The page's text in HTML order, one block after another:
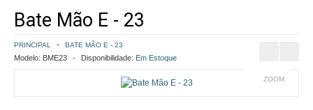
COMO COMPRAR
POLÍTICA DE FRETE GRÁTIS
Bate Mão E - 23
PRINCIPAL BATE MÃO E - 23
Modelo: BME23 Disponibilidade: Em Estoque
ZOOM